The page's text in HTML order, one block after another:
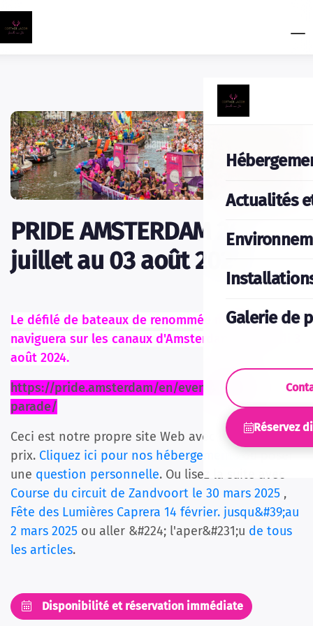
Actualités
Galerie de
Réservez
PRIDE AMSTERDAM 26
juillet au 03 août 2025
Le défilé de bateaux de renommée mondiale
naviguera sur les canaux d'Amsterdam le samedi 3
août 2024.
https://pride.amsterdam/en/events/canal-
parade/
Ceci est notre propre site Web avec le meilleur
prix. Cliquez ici pour nos hébergements
une question personnelle. Ou lisez la suite avec
Course du circuit de Zandvoort le 30 mars 2025 ,
Fête des Lumières Caprera 14 février. jusqu&#39;au
2 mars 2025 ou aller &#224; l'aper&#231;u de tous
les articles.
Disponibilité et réservation immédiate